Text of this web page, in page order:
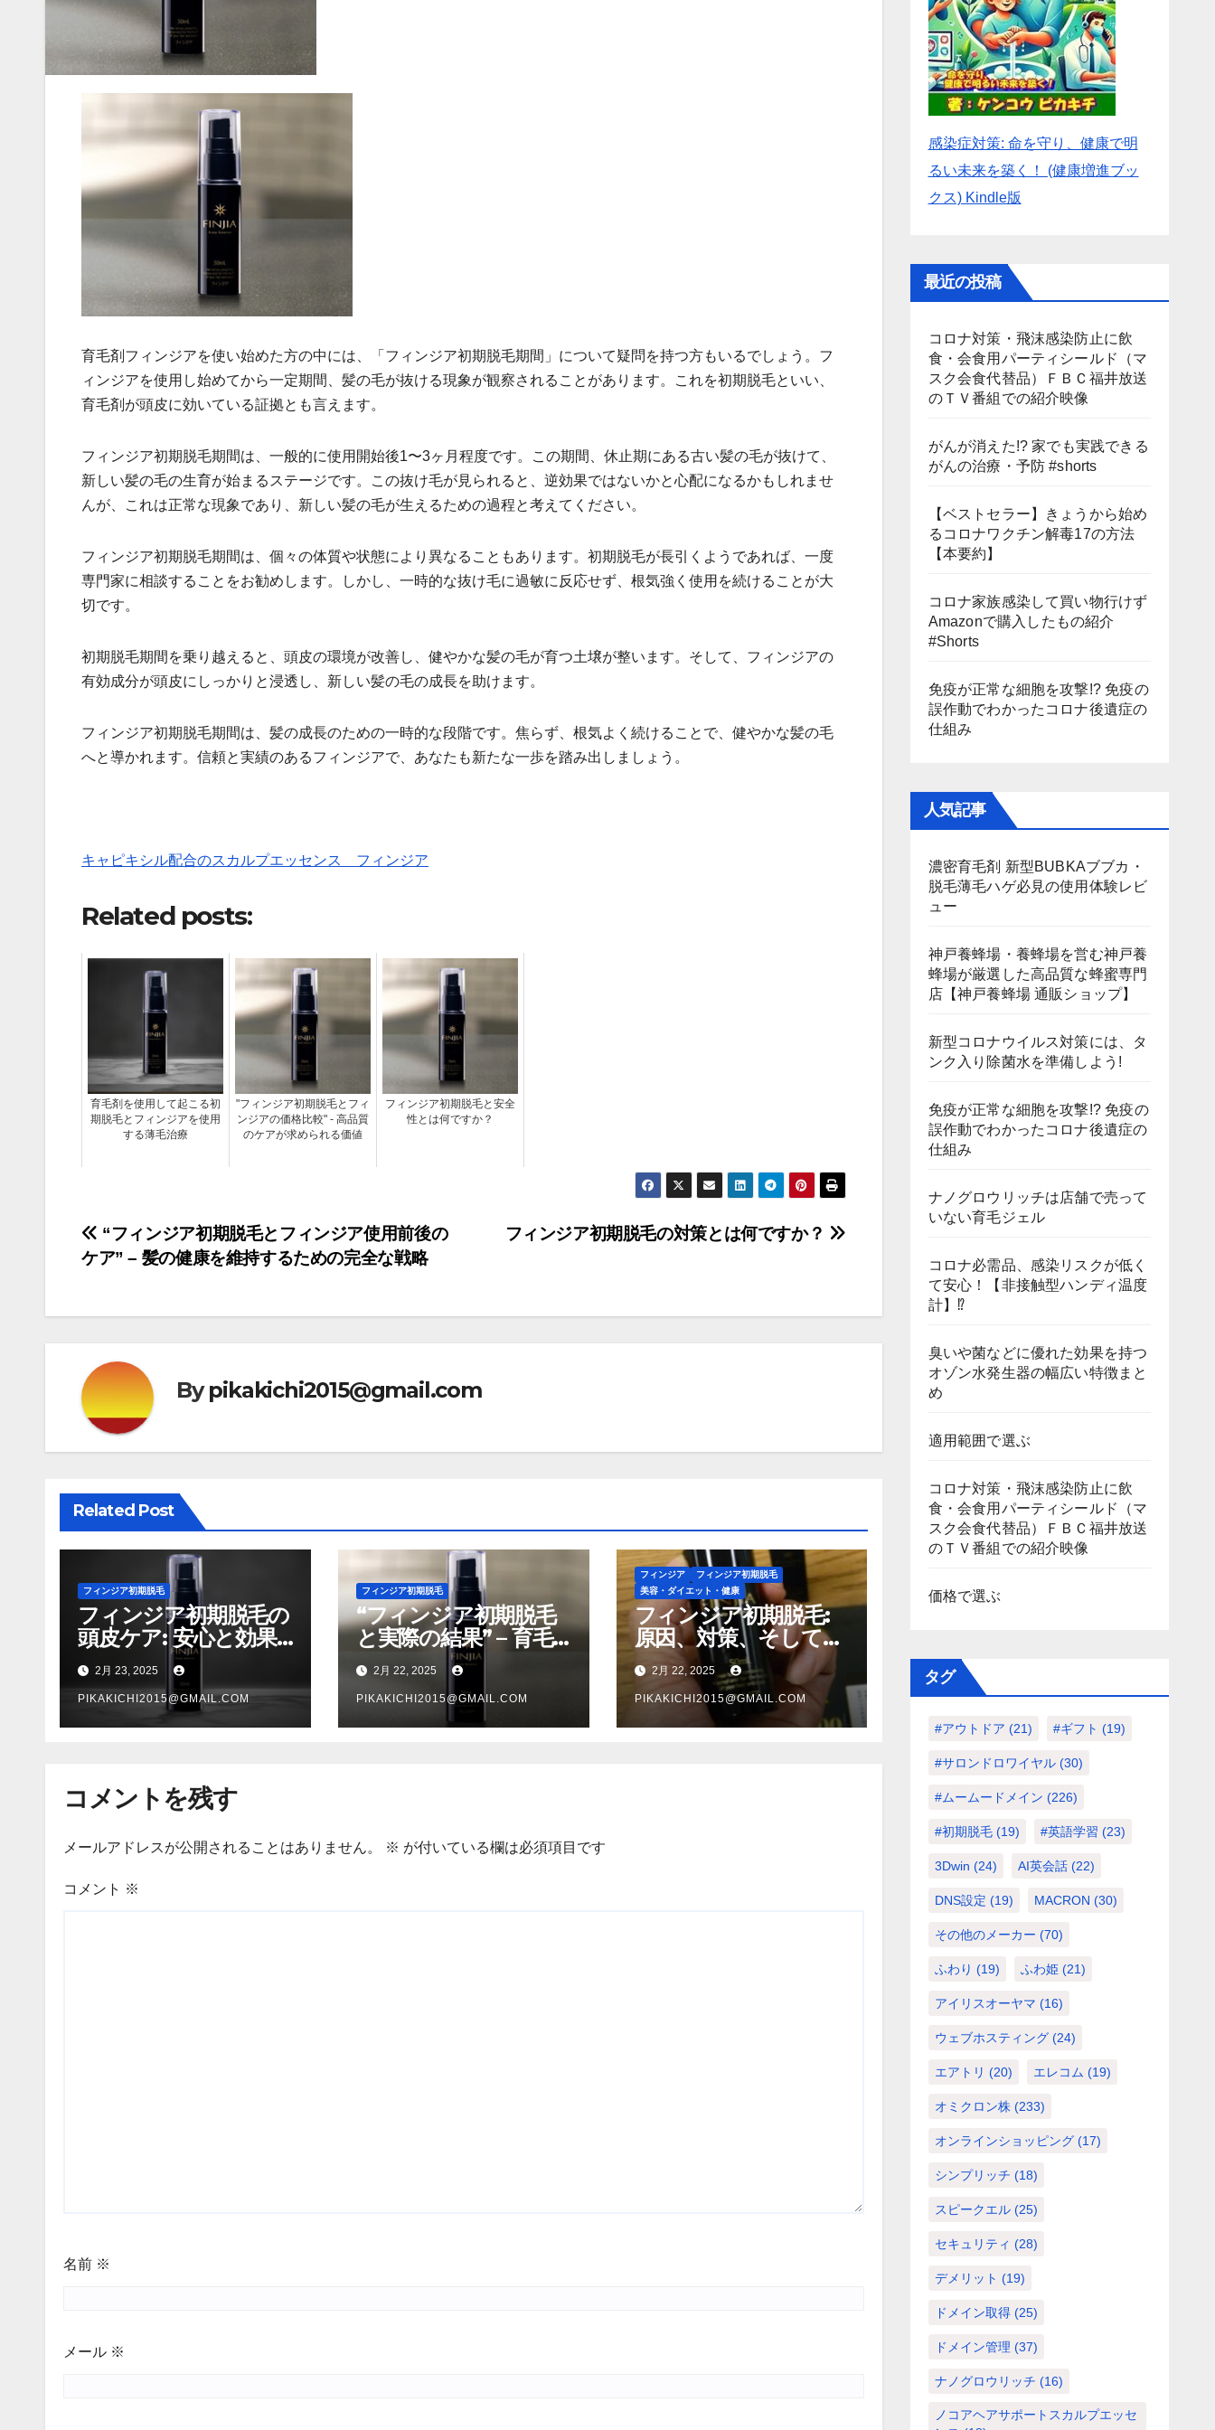
育毛剤フィンジアを使い始めた方の中には、「フィンジア初期脱毛期間」について疑問を持つ方もいるでしょう。フ
ィンジアを使用し始めてから一定期間、髪の毛が抜ける現象が観察されることがあります。これを初期脱毛といい、
育毛剤が頭皮に効いている証拠とも言えます。
フィンジア初期脱毛期間は、一般的に使用開始後1〜3ヶ月程度です。この期間、休止期にある古い髪の毛が抜けて、
新しい髪の毛の生育が始まるステージです。この抜け毛が見られると、逆効果ではないかと心配になるかもしれませ
んが、これは正常な現象であり、新しい髪の毛が生えるための過程と考えてください。
フィンジア初期脱毛期間は、個々の体質や状態により異なることもあります。初期脱毛が長引くようであれば、一度
専門家に相談することをお勧めします。しかし、一時的な抜け毛に過敏に反応せず、根気強く使用を続けることが大
切です。
初期脱毛期間を乗り越えると、頭皮の環境が改善し、健やかな髪の毛が育つ土壌が整います。そして、フィンジアの
有効成分が頭皮にしっかりと浸透し、新しい髪の毛の成長を助けます。
フィンジア初期脱毛期間は、髪の成長のための一時的な段階です。焦らず、根気よく続けることで、健やかな髪の毛
へと導かれます。信頼と実績のあるフィンジアで、あなたも新たな一歩を踏み出しましょう。
キャピキシル配合のスカルプエッセンス フィンジア
Related posts:
育毛剤を使用して起こる初
期脱毛とフィンジアを使用
する薄毛治療
"フィンジア初期脱毛とフィ
ンジアの価格比較" - 高品質
のケアが求められる価値
フィンジア初期脱毛と安全
性とは何ですか？
投
稿
ナ
ゲ
ー
シ
ョ
ン
フィンジア初期脱毛の対策とは何ですか？
“フィンジア初期脱毛とフィンジア使用前後の
ケア” – 髪の健康を維持するための完全な戦略
Bypikakichi2015@gmail.com
Related Post
フィンジア初期脱毛
フィンジア初期脱毛の
頭皮ケア: 安心と効果
を両立する新時代のケ
ア方法
2月 23, 2025
PIKAKICHI2015@GMAIL.COM
フィンジア初期脱毛
“フィンジア初期脱毛
と実際の結果” – 育毛
ケアの進化を体験
2月 22, 2025
PIKAKICHI2015@GMAIL.COM
フィンジア
フィンジア初期脱毛
美容・ダイエット・健康
フィンジア初期脱毛:
原因、対策、そして効
果確認までの完全ガイ
ド2月 22, 2025
PIKAKICHI2015@GMAIL.COM
コメントを残す
メールアドレスが公開されることはありません。 ※ が付いている欄は必須項目です
コメント ※
名前 ※
メール ※
感染症対策: 命を守り、健康で明
るい未来を築く！ (健康増進ブッ
クス) Kindle版
最近の投稿
コロナ対策・飛沫感染防止に飲
食・会食用パーティシールド（マ
スク会食代替品）ＦＢＣ福井放送
のＴＶ番組での紹介映像
がんが消えた!? 家でも実践できる
がんの治療・予防 #shorts
【ベストセラー】きょうから始め
るコロナワクチン解毒17の方法
【本要約】
コロナ家族感染して買い物行けず
Amazonで購入したもの紹介
#Shorts
免疫が正常な細胞を攻撃!? 免疫の
誤作動でわかったコロナ後遺症の
仕組み
人気記事
濃密育毛剤 新型BUBKAブブカ・
脱毛薄毛ハゲ必見の使用体験レビ
ュー
神戸養蜂場・養蜂場を営む神戸養
蜂場が厳選した高品質な蜂蜜専門
店【神戸養蜂場 通販ショップ】
新型コロナウイルス対策には、タ
ンク入り除菌水を準備しよう!
免疫が正常な細胞を攻撃!? 免疫の
誤作動でわかったコロナ後遺症の
仕組み
ナノグロウリッチは店舗で売って
いない育毛ジェル
コロナ必需品、感染リスクが低く
て安心！【非接触型ハンディ温度
計】⁉
臭いや菌などに優れた効果を持つ
オゾン水発生器の幅広い特徴まと
め
適用範囲で選ぶ
コロナ対策・飛沫感染防止に飲
食・会食用パーティシールド（マ
スク会食代替品）ＦＢＣ福井放送
のＴＶ番組での紹介映像
価格で選ぶ
タグ
#アウトドア (21) #ギフト (19)
#サロンドロワイヤル(30)
#ムームードメイン (226)
#初期脱毛(19) #英語学習 (23)
3Dwin (24) AI英会話(22)
DNS設定 (19) MACRON (30)
その他のメーカー (70)
ふわり (19) ふわ姫(21)
アイリスオーヤマ (16)
ウェブホスティング(24)
エアトリ (20) エレコム (19)
オミクロン株(233)
オンラインショッピング(17)
シンプリッチ (18)
スピークエル(25)
セキュリティ (28)
デメリット (19)
ドメイン取得(25)
ドメイン管理 (37)
ナノグロウリッチ (16)
ノコアヘアサポートスカルプエッセ